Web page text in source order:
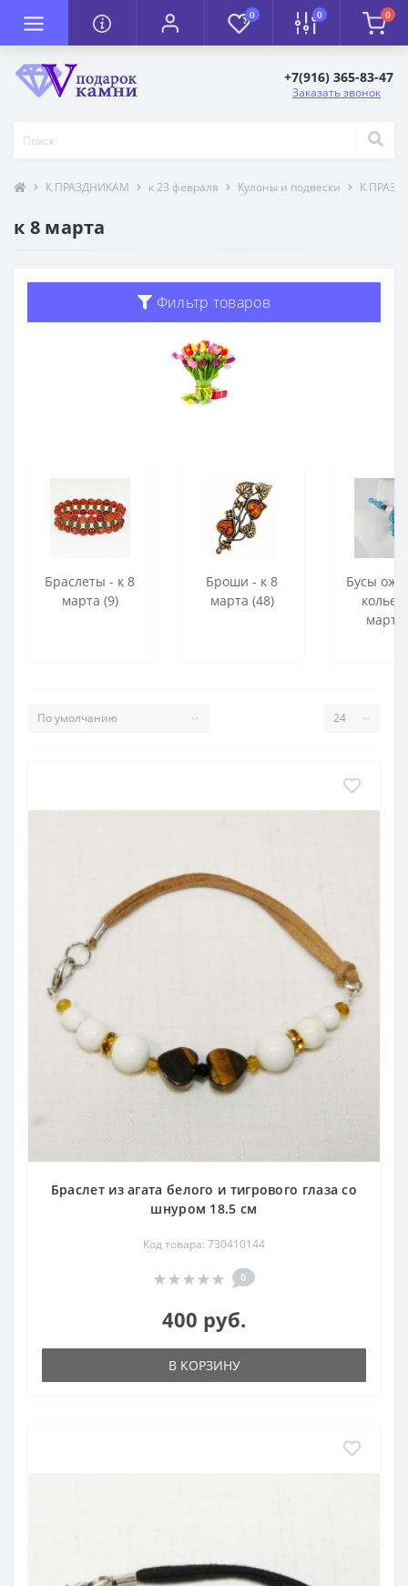
0 0 0
+7(916) 365-83-47
Заказать звонок
К ПРАЗДНИКАМ к 23 февраля Кулоны и подвески К
к 8 марта
Фильтр товаров
Браслеты - к 8
марта (9)
Броши - к 8
марта (48)
Бусы
колье
марта
Браслет из агата белого и тигрового глаза со
шнуром 18.5 см
Код товара: 730410144
0
400 руб.
В КОРЗИНУ